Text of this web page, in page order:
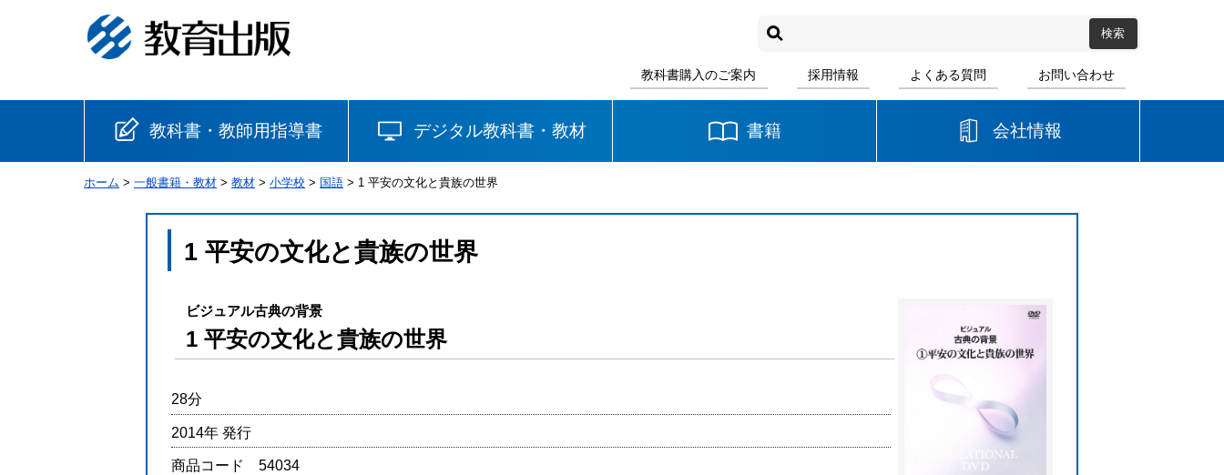
教科書購入のご案内 採用情報 よくある質問 お問い合わせ
教科書・教師用指導書
小学校
書写 社会
英語 道徳
中学校
デジタル教科書・教材 書籍 会社情報
ホーム > 一般書籍・教材 > 教材 > 小学校 > 国語 > 1 平安の文化と貴族の世界
1 平安の文化と貴族の世界
ビジュアル古典の背景
1 平安の文化と貴族の世界
28分
2014年 発行
商品コード 54034